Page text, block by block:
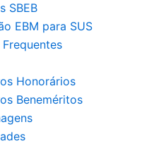
SBEB
EBM para SUS
Honorários
Beneméritos